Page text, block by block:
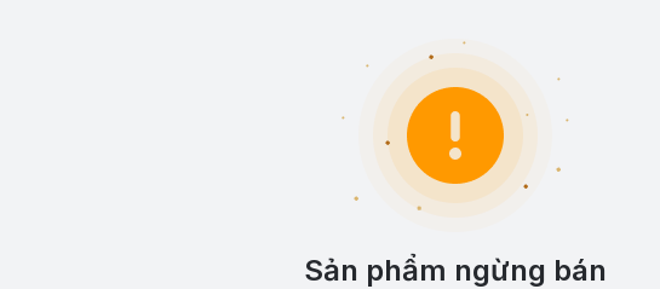
Sản phẩm ngừng bán